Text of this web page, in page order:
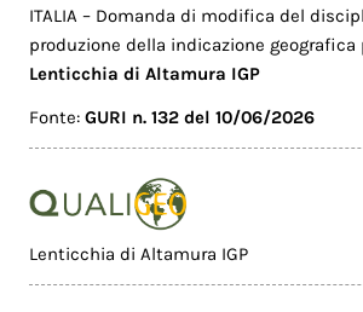
ITALIA – Domanda di modifica del
produzione della indicazione
Lenticchia di Altamura IGP
Fonte:GURI n. 132 del 10/06/2026
Lenticchia di Altamura IGP